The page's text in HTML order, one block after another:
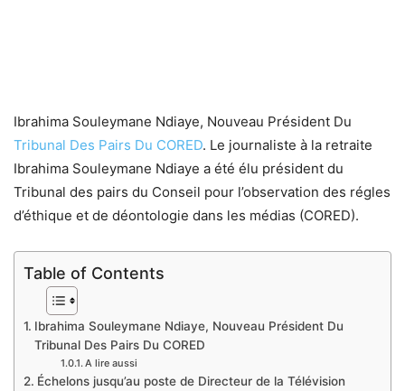
Ibrahima Souleymane Ndiaye, Nouveau Président Du
Tribunal Des Pairs Du CORED. Le journaliste à la retraite
Ibrahima Souleymane Ndiaye a été élu président du
Tribunal des pairs du Conseil pour l’observation des régles
d’éthique et de déontologie dans les médias (CORED).
Table of Contents
Ibrahima Souleymane Ndiaye, Nouveau Président Du
Tribunal Des Pairs Du CORED
A lire aussi
Échelons jusqu’au poste de Directeur de la Télévision